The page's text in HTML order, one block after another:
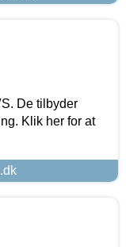
De tilbyder
Klik her for at